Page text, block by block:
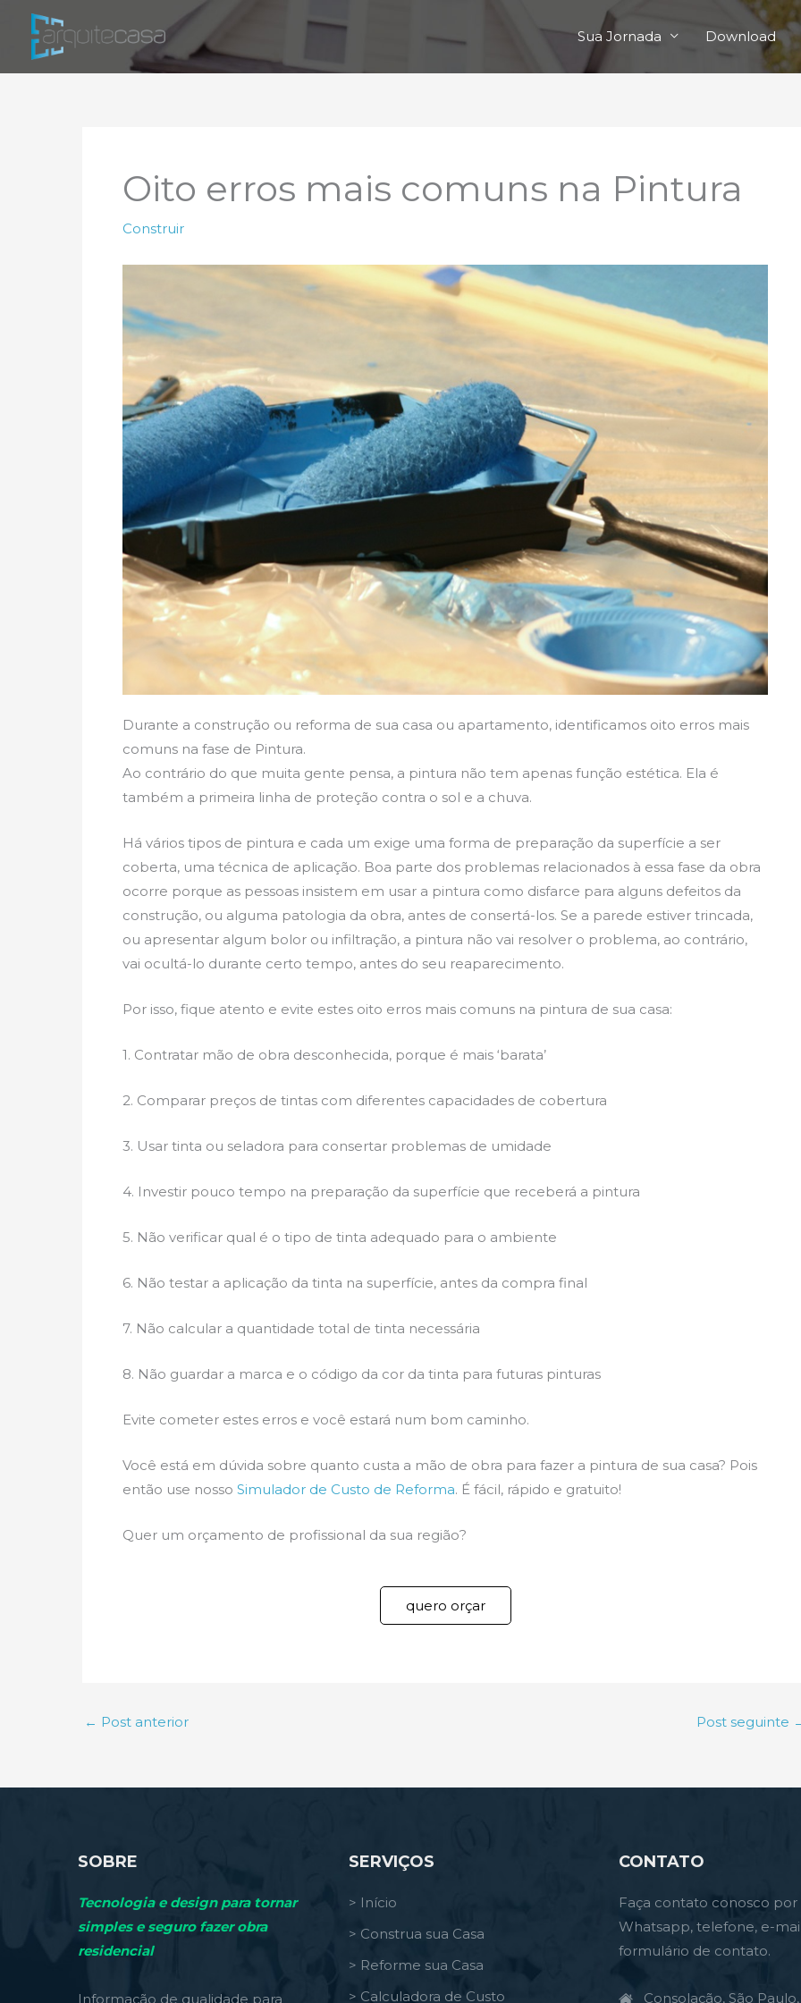
Sua Jornada Download
Oito erros mais comuns na Pintura
Construir
Durante a construção ou reforma de sua casa ou apartamento, identificamos oito erros mais
comuns na fase de Pintura.
Ao contrário do que muita gente pensa, a pintura não tem apenas função estética. Ela é
também a primeira linha de proteção contra o sol e a chuva.
Há vários tipos de pintura e cada um exige uma forma de preparação da superfície a ser
coberta, uma técnica de aplicação. Boa parte dos problemas relacionados à essa fase da obra
ocorre porque as pessoas insistem em usar a pintura como disfarce para alguns defeitos da
construção, ou alguma patologia da obra, antes de consertá-los. Se a parede estiver trincada,
ou apresentar algum bolor ou infiltração, a pintura não vai resolver o problema, ao contrário,
vai ocultá-lo durante certo tempo, antes do seu reaparecimento.
Por isso, fique atento e evite estes oito erros mais comuns na pintura de sua casa:
1. Contratar mão de obra desconhecida, porque é mais ‘barata’
2. Comparar preços de tintas com diferentes capacidades de cobertura
3. Usar tinta ou seladora para consertar problemas de umidade
4. Investir pouco tempo na preparação da superfície que receberá a pintura
5. Não verificar qual é o tipo de tinta adequado para o ambiente
6. Não testar a aplicação da tinta na superfície, antes da compra final
7. Não calcular a quantidade total de tinta necessária
8. Não guardar a marca e o código da cor da tinta para futuras pinturas
Evite cometer estes erros e você estará num bom caminho.
Você está em dúvida sobre quanto custa a mão de obra para fazer a pintura de sua casa? Pois
então use nosso Simulador de Custo de Reforma. É fácil, rápido e gratuito!
Quer um orçamento de profissional da sua região?
quero orçar
← Post anterior Post seguinte
SOBRE
Tecnologia e design para tornar
simples e seguro fazer obra
residencial
Informação de qualidade para
SERVIÇOS
> Início
> Construa sua Casa
> Reforme sua Casa
> Calculadora de Custo
CONTATO
Faça contato conosco por
Whatsapp, telefone, e-
formulário de contato.
Consolação, São Paulo,